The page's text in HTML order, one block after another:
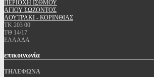
ΠΕΡΙΟΧΗ ΙΣΘΜΟΥ
ΑΓΙΟΥ ΣΩΖΟΝΤΟΣ
ΛΟΥΤΡΑΚΙ - ΚΟΡΙΝΘΙΑΣ
ΤΚ 203 00
ΤΘ 14/17
ΕΛΛΑΔΑ
επικοινωνία
ΤΗΛΕΦΩΝΑ